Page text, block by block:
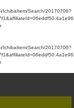
IchibaItem/Search/20170706?
IchibaItem/Search/20170706?